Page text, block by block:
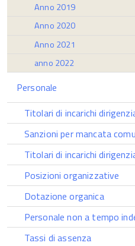
Anno 2019
Anno 2020
Anno 2021
anno 2022
Personale
Titolari di incarichi
Sanzioni per mancata
Titolari di incarichi
Posizioni organizzative
Dotazione organica
Personale non a tempo
Tassi di assenza